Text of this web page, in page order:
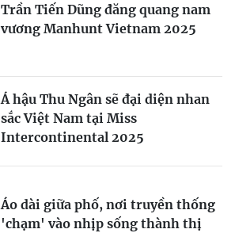
Trần Tiến Dũng đăng quang nam
vương Manhunt Vietnam 2025
Á hậu Thu Ngân sẽ đại diện nhan
sắc Việt Nam tại Miss
Intercontinental 2025
Áo dài giữa phố, nơi truyền thống
'chạm' vào nhịp sống thành thị